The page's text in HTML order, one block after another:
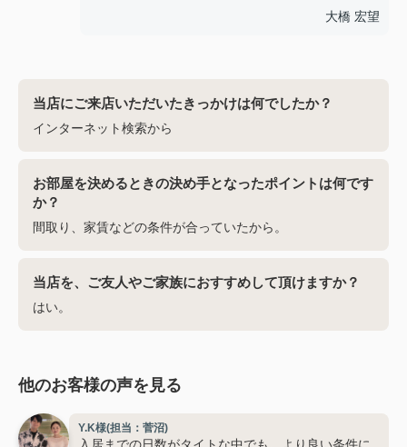
大橋 宏望
当店にご来店いただいたきっかけは何でしたか？
インターネット検索から
お部屋を決めるときの決め手となったポイントは何です
か？
間取り、家賃などの条件が合っていたから。
当店を、ご友人やご家族におすすめして頂けますか？
はい。
他のお客様の声を見る
Y.K様(担当：菅沼)